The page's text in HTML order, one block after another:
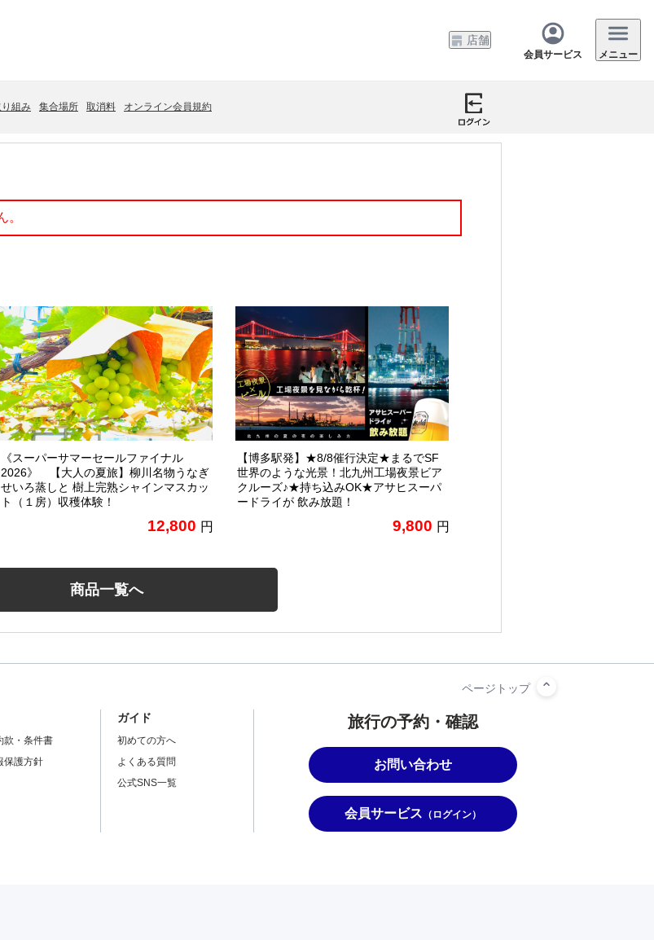
店舗
会員サービス メニュー
組み 集合場所 取消料 オンライン会員規約
。
《スーパーサマーセールファイナル
2026》 【大人の夏旅】柳川名物うなぎ
せいろ蒸しと 樹上完熟シャインマスカッ
ト（１房）収穫体験！
12,800 円
【博多駅発】★8/8催行決定★まるでSF
世界のような光景！北九州工場夜景ビア
クルーズ♪★持ち込みOK★アサヒスーパ
ードライが 飲み放題！
9,800 円
商品一覧へ
旅行の予約・確認
お問い合わせ
会員サービス （ログイン）
款・条件書
保護方針
ガイド
初めての方へ
よくある質問
公式SNS一覧